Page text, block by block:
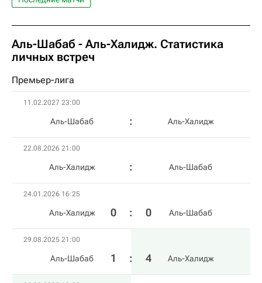
Аль-Шабаб - Аль-Халидж. Статистика
личных встреч
Премьер-лига
11.02.2027 23:00
Аль-Шабаб Аль-Халидж
22.08.2026 21:00
Аль-Халидж Аль-Шабаб
24.01.2026 16:25
Аль-Халидж 0 : 0 Аль-Шабаб
29.08.2025 21:00
Аль-Шабаб 1 : 4 Аль-Халидж